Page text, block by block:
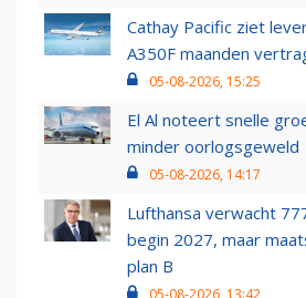
Cathay Pacific ziet
A350F maanden
05-08-2026, 15:25
El Al noteert snelle
minder oorlogsgeweld
05-08-2026, 14:17
Lufthansa verwacht
begin 2027, maar
plan B
05-08-2026, 13:42